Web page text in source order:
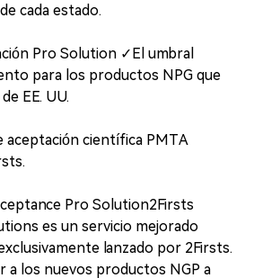
cada estado.
Pro Solution ✓El umbral
para los productos NPG que
EE. UU.
aceptación científica PMTA
Pro Solution2Firsts
es un servicio mejorado
lanzado por 2Firsts.
a los nuevos productos NGP a